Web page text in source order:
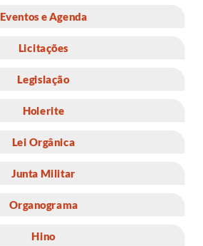
Eventos e Agenda
Licitações
Legislação
Holerite
Lei Orgânica
Junta Militar
Organograma
Hino